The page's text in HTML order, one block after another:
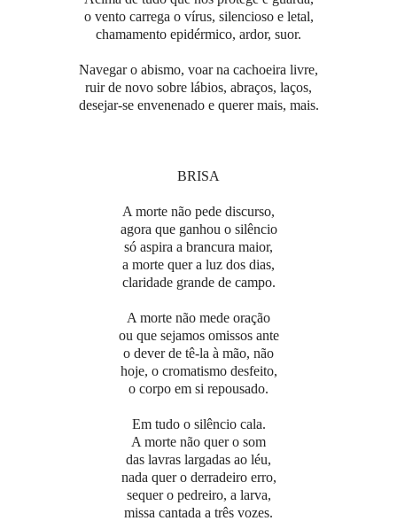
o vento carrega o vírus, silencioso e letal,
chamamento epidérmico, ardor, suor.
Navegar o abismo, voar na cachoeira livre,
ruir de novo sobre lábios, abraços, laços,
desejar-se envenenado e querer mais, mais.
BRISA
A morte não pede discurso,
agora que ganhou o silêncio
só aspira a brancura maior,
a morte quer a luz dos dias,
claridade grande de campo.
A morte não mede oração
ou que sejamos omissos ante
o dever de tê-la à mão, não
hoje, o cromatismo desfeito,
o corpo em si repousado.
Em tudo o silêncio cala.
A morte não quer o som
das lavras largadas ao léu,
nada quer o derradeiro erro,
sequer o pedreiro, a larva,
missa cantada a três vozes.